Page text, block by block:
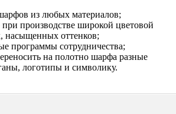
из любых материалов;
при производстве широкой цветовой
насыщенных оттенков;
программы сотрудничества;
на полотно шарфа разные
логотипы и символику.